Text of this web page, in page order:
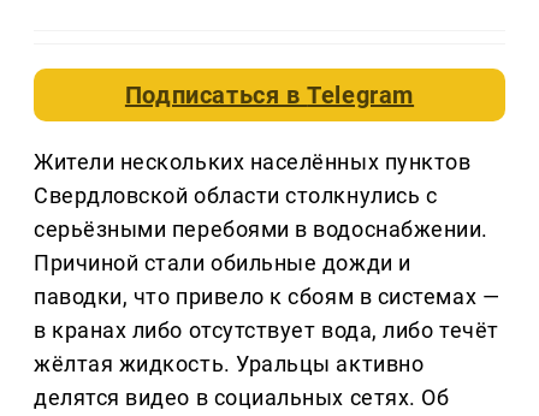
Подписаться вTelegram
Жители нескольких населённых пунктов
Свердловской области столкнулись с
серьёзными перебоями в водоснабжении.
Причиной стали обильные дожди и
паводки, что привело к сбоям в системах —
в кранах либо отсутствует вода, либо течёт
жёлтая жидкость. Уральцы активно
делятся видео в социальных сетях. Об